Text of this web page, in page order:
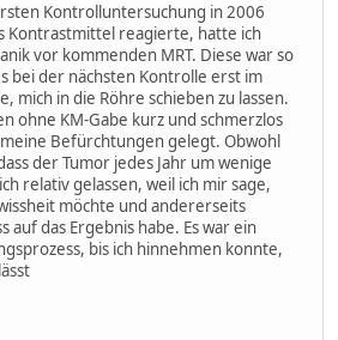
Kontrolluntersuchung in 2006
Kontrastmittel reagierte, hatte ich
vor kommenden MRT. Diese war so
bei der nächsten Kontrolle erst im
mich in die Röhre schieben zu lassen.
ohne KM-Gabe kurz und schmerzlos
Befürchtungen gelegt. Obwohl
der Tumor jedes Jahr um wenige
relativ gelassen, weil ich mir sage,
möchte und andererseits
auf das Ergebnis habe. Es war ein
bis ich hinnehmen konnte,